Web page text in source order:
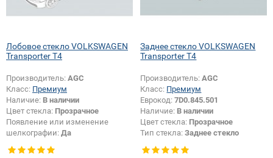
Лобовое стекло VOLKSWAGEN
Transporter T4
Производитель: AGC
Класс: Премиум
Наличие: В наличии
Цвет стекла: Прозрачное
Появление или изменение
шелкографии: Да
Заднее стекло VOLKSWAGEN
Transporter T4
Производитель:AGC
Класс: Премиум
Еврокод:7D0.845.501
Наличие: В наличии
Цвет стекла: Прозрачное
Тип стекла:Заднее стекло